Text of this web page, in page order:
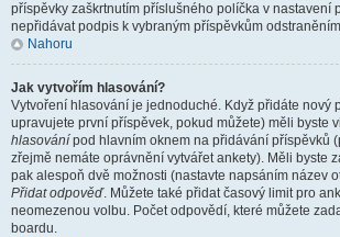
příspěvky zaškrtnutím příslušného políčka v nastavení
nepřidávat podpis k vybraným příspěvkům
Nahoru
Jak vytvořím hlasování?
Vytvoření hlasování je jednoduché. Když přidáte nový
upravujete první příspěvek, pokud můžete) měli byste
hlasování pod hlavním oknem na přidávání příspěvků
zřejmě nemáte oprávnění vytvářet ankety). Měli byste
pak alespoň dvě možnosti (nastavte napsáním název
Přidat odpověď. Můžete také přidat časový limit pro
neomezenou volbu. Počet odpovědí, které můžete
boardu.